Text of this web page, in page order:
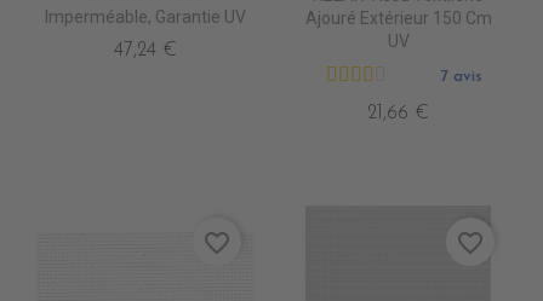
Imperméable, Garantie UV
47,24 €
Ajouré Extérieur 150 Cm
UV
7 avis
21,66 €
favorite_border favorite_border